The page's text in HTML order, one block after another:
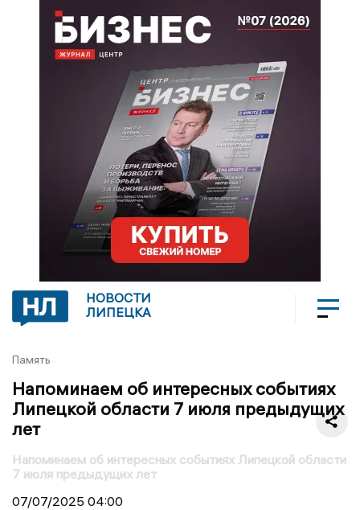
НОВОСТИ
ЛИПЕЦКА
Память
Напоминаем об интересных событиях
Липецкой области 7 июля предыдущих
лет
Напоминаем об интересных событиях Липецкой области
7 июля предыдущих лет
07/07/2025 04:00